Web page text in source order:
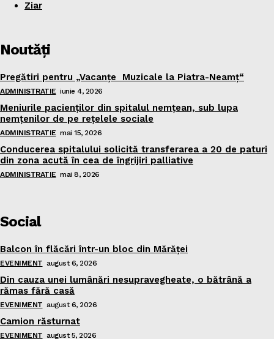
Ziar
Noutăţi
Pregătiri pentru „Vacanţe Muzicale la Piatra-Neamţ“
ADMINISTRATIE iunie 4, 2026
Meniurile pacienţilor din spitalul nemţean, sub lupa
nemţenilor de pe reţelele sociale
ADMINISTRATIE mai 15, 2026
Conducerea spitalului solicită transferarea a 20 de paturi
din zona acută în cea de îngrijiri palliative
ADMINISTRATIE mai 8, 2026
Social
Balcon în flăcări într-un bloc din Mărăţei
EVENIMENT august 6, 2026
Din cauza unei lumânări nesupravegheate, o bătrână a
rămas fără casă
EVENIMENT august 6, 2026
Camion răsturnat
EVENIMENT august 5, 2026